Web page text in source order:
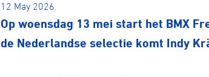
12 May 2026
Op woensdag 13 mei start het BMX
de Nederlandse selectie komt Indy